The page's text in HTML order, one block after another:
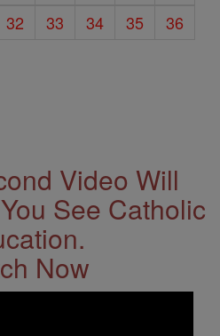
32 33 34 35
36
Video Will
See Catholic
Now